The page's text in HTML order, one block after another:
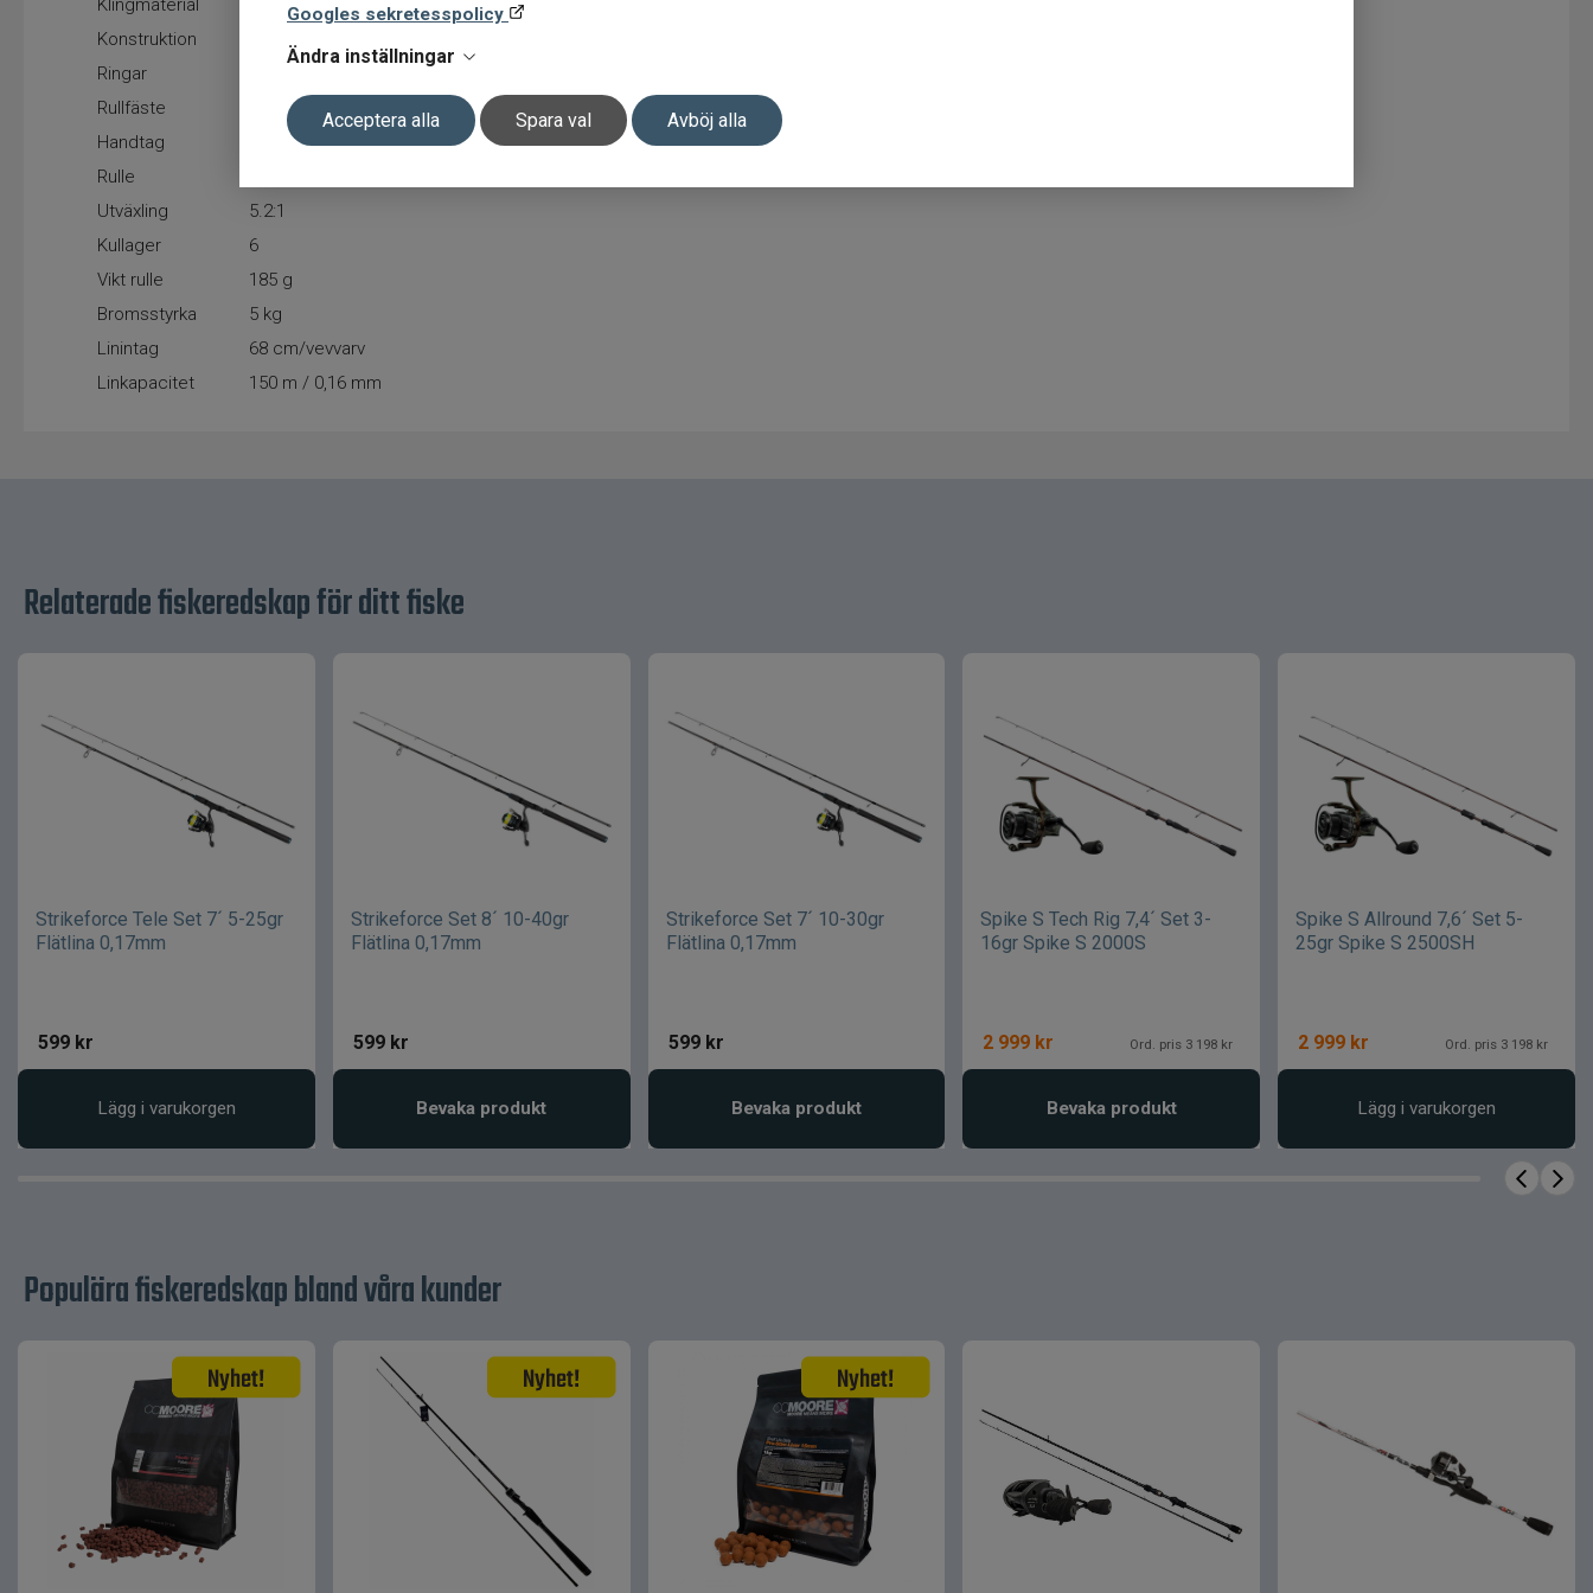
Googles sekretesspolicy
Ändra inställningar
Acceptera alla Spara val Avböj alla
Klingmaterial
HVF kolfiber
Konstruktion
Ringar
Rullfäste
Fuji SKSS
Handtag
EVA split grip
Rulle
Utväxling
5.2:1
Kullager
6
Vikt rulle
185 g
Bromsstyrka
5 kg
Linintag
68 cm/vevvarv
Linkapacitet
150 m / 0,16 mm
Relaterade fiskeredskap för ditt fiske
Strikeforce Tele Set 7´ 5-25gr
Flätlina 0,17mm
599 kr
Lägg i varukorgen
Strikeforce Set 8´ 10-40gr
Flätlina 0,17mm
599 kr
Bevaka produkt
Strikeforce Set 7´ 10-30gr
Flätlina 0,17mm
599 kr
Bevaka produkt
Spike S Tech Rig 7,4´ Set 3-
16gr Spike S 2000S
2 999 kr Ord. pris 3 198 kr
Bevaka produkt
Spike S Allround 7,6´ Set 5-
25gr Spike S 2500SH
2 999 kr Ord. pris 3 198 kr
Lägg i varukorgen
Populära fiskeredskap bland våra kunder